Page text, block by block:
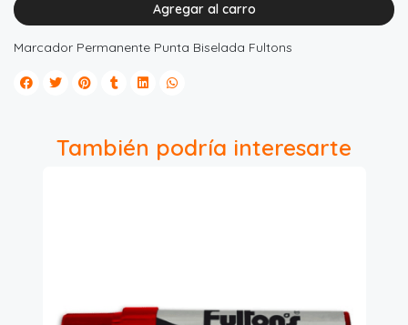
Agregar al carro
Marcador Permanente Punta Biselada Fultons
También podría interesarte